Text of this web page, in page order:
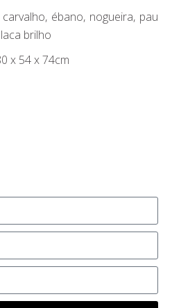
ébano, nogueira, pau
brilho
x 54 x 74cm